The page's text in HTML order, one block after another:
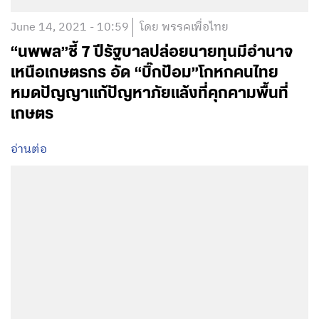
June 14, 2021 - 10:59 โดย พรรคเพื่อไทย
“นพพล”ชี้ 7 ปีรัฐบาลปล่อยนายทุนมีอำนาจ
เหนือเกษตรกร อัด “บิ๊กป้อม”โกหกคนไทย
หมดปัญญาแก้ปัญหาภัยแล้งที่คุกคามพื้นที่
เกษตร
อ่านต่อ